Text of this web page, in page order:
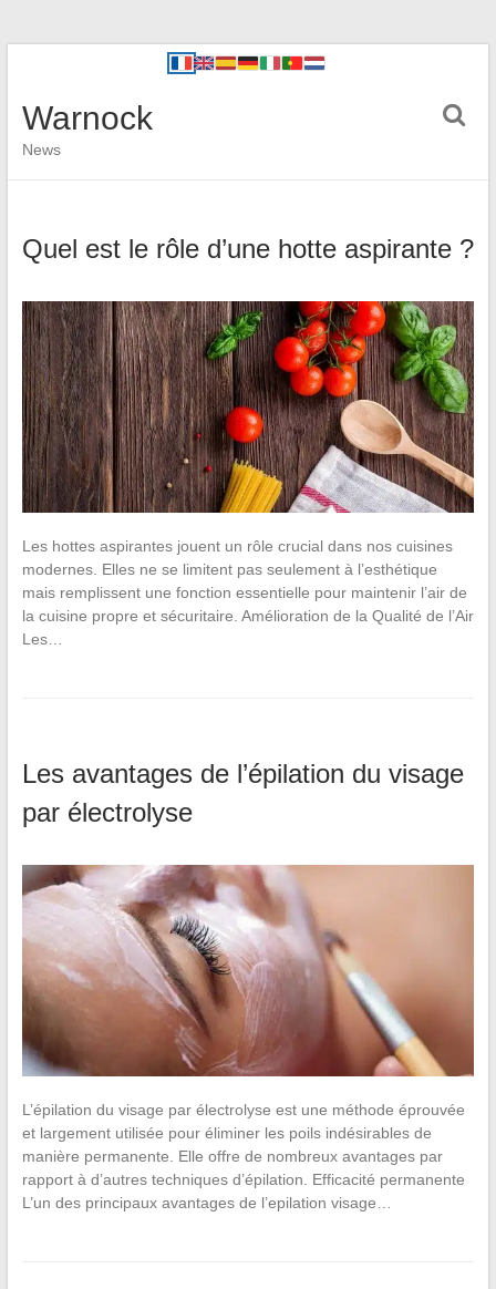
Warnock
News
Quel est le rôle d’une hotte aspirante ?
Les hottes aspirantes jouent un rôle crucial dans nos cuisines
modernes. Elles ne se limitent pas seulement à l’esthétique
mais remplissent une fonction essentielle pour maintenir l’air de
la cuisine propre et sécuritaire. Amélioration de la Qualité de l’Air
Les…
Les avantages de l’épilation du visage
par électrolyse
L’épilation du visage par électrolyse est une méthode éprouvée
et largement utilisée pour éliminer les poils indésirables de
manière permanente. Elle offre de nombreux avantages par
rapport à d’autres techniques d’épilation. Efficacité permanente
L’un des principaux avantages de l’epilation visage…